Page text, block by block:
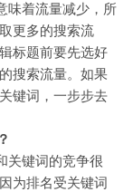
味着流量减少，所
更多的搜索流
标题前要先选好
搜索流量。如果
键词，一步步去
关键词的竞争很
为排名受关键词